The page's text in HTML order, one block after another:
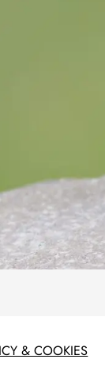
& COOKIES